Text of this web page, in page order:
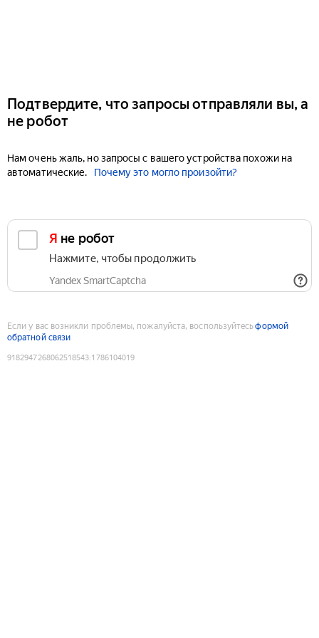
Подтвердите, что запросы отправляли вы, а
не робот
Нам очень жаль, но запросы с вашего устройства похожи на
автоматические.
Почему это могло произойти?
Я не робот
Нажмите, чтобы продолжить
Yandex SmartCaptcha
Если у вас возникли проблемы, пожалуйста, воспользуйтесьформой
обратной связи
9182947268062518543:1786104019